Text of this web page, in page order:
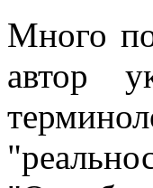
Много
автор